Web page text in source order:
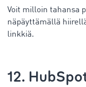
Voit milloin tahansa
näpäyttämällä
linkkiä.
12.